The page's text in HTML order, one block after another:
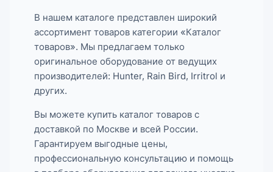
В нашем каталоге представлен широкий
ассортимент товаров категории «Каталог
товаров». Мы предлагаем только
оригинальное оборудование от ведущих
производителей: Hunter, Rain Bird, Irritrol и
других.
Вы можете купить каталог товаров с
доставкой по Москве и всей России.
Гарантируем выгодные цены,
профессиональную консультацию и помощь